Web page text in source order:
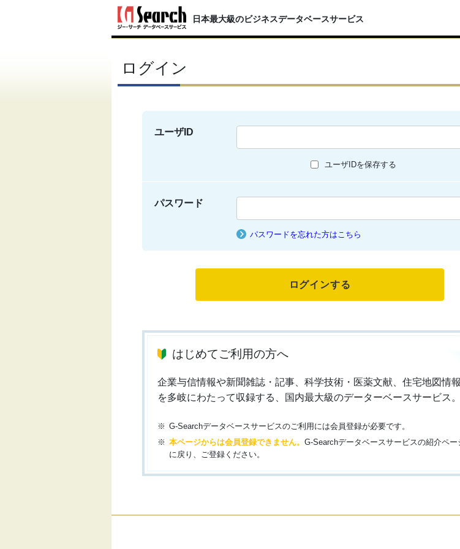
日本最大級のビジネスデータベースサービス
ログイン
ユーザID
ユーザIDを保存する
パスワード
パスワードを忘れた方はこちら
はじめてご利用の方へ
企業与信情報や新聞雑誌・記事、科学技術・医薬文献、住宅地図情
を多岐にわたって収録する、国内最大級のデーターベースサービス。
G-Searchデータベースサービスのご利用には会員登録が必要です。
本ページからは会員登録できません。G-Searchデータベースサービスの紹介ペー
に戻り、ご登録ください。